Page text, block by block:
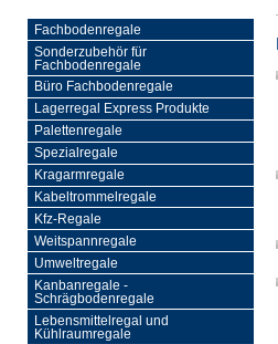
Fachbodenregale
Sonderzubehör für
Fachbodenregale
Büro Fachbodenregale
Lagerregal Express Produkte
Palettenregale
Spezialregale
Kragarmregale
Kabeltrommelregale
Kfz-Regale
Weitspannregale
Umweltregale
Kanbanregale -
Schrägbodenregale
Lebensmittelregal und
Kühlraumregale